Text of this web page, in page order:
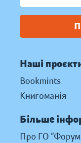
Наші
Bookmints
Книгоманія
Більше
Про ГО “Форум